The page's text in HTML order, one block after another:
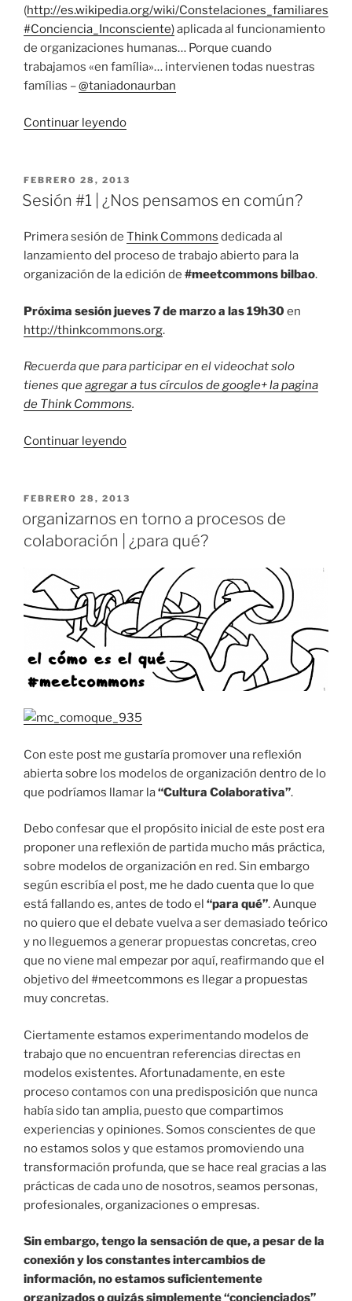
(http://es.wikipedia.org/wiki/Constelaciones_familiares
#Conciencia_Inconsciente)aplicada al funcionamiento
de organizaciones humanas… Porque cuando
trabajamos «en família»… intervienen todas nuestras
famílias –@taniadonaurban
Continuar leyendo«Sesión
Modelos
Organizativos»
PUBLICADO
EL
FEBRERO 28, 2013
Sesión #1 | ¿Nos pensamos en común?
Primera sesión de Think Commons dedicada al
lanzamiento del proceso de trabajo abierto para la
organización de la edición de #meetcommons bilbao.
Próxima sesión jueves 7 de marzo a las 19h30en
http://thinkcommons.org.
Recuerda que para participar en el videochat solo
tienes queagregar a tus círculos de google+ la pagina
de Think Commons.
Continuar leyendo«Sesión
¿Nos
pensamos
común?»
PUBLICADO
FEBRERO 28, 2013
organizarnos en torno a procesos de
colaboración | ¿para qué?
Con este post me gustaría promover una reflexión
abierta sobre los modelos de organización dentro de lo
que podríamos llamar la“Cultura Colaborativa”.
Debo confesar que el propósito inicial de este post era
proponer una reflexión de partida mucho más práctica,
sobre modelos de organización en red. Sin embargo
según escribía el post, me he dado cuenta que lo que
está fallando es, antes de todo el “para qué”. Aunque
no quiero que el debate vuelva a ser demasiado teórico
y no lleguemos a generar propuestas concretas, creo
que no viene mal empezar por aquí, reafirmando que el
objetivo del #meetcommons es llegar a propuestas
muy concretas.
Ciertamente estamos experimentando modelos de
trabajo que no encuentran referencias directas en
modelos existentes. Afortunadamente, en este
proceso contamos con una predisposición que nunca
había sido tan amplia, puesto que compartimos
experiencias y opiniones. Somos conscientes de que
no estamos solos y que estamos promoviendo una
transformación profunda, que se hace real gracias a las
prácticas de cada uno de nosotros, seamos personas,
profesionales, organizaciones o empresas.
Sin embargo, tengo la sensación de que, a pesar de la
conexión y los constantes intercambios de
información, no estamos suficientemente
organizados o quizás simplemente “concienciados”